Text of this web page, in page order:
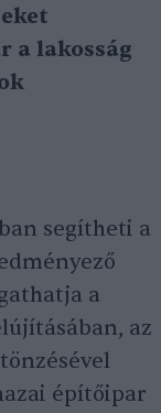
a lakosság
segítheti a
a
az
építőipar